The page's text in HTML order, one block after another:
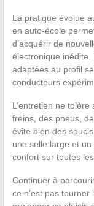
La pratique évolue
en auto-école
d’acquérir de
électronique inédite.
adaptées au profil
conducteurs
L’entretien ne
freins, des pneus,
évite bien des
une selle large et
confort sur toutes
Continuer à
ce n’est pas tourner